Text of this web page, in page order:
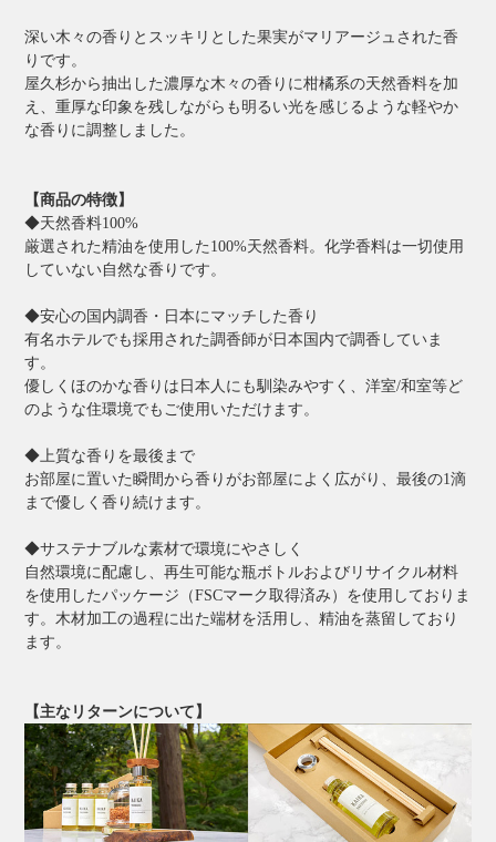
深い木々の香りとスッキリとした果実がマリアージュされた香
りです。
屋久杉から抽出した濃厚な木々の香りに柑橘系の天然香料を加
え、重厚な印象を残しながらも明るい光を感じるような軽やか
な香りに調整しました。
【商品の特徴】
◆天然香料100%
厳選された精油を使用した100%天然香料。化学香料は一切使用
していない自然な香りです。
◆安心の国内調香・日本にマッチした香り
有名ホテルでも採用された調香師が日本国内で調香していま
す。
優しくほのかな香りは日本人にも馴染みやすく、洋室/和室等ど
のような住環境でもご使用いただけます。
◆上質な香りを最後まで
お部屋に置いた瞬間から香りがお部屋によく広がり、最後の1滴
まで優しく香り続けます。
◆サステナブルな素材で環境にやさしく
自然環境に配慮し、再生可能な瓶ボトルおよびリサイクル材料
を使用したパッケージ（FSCマーク取得済み）を使用しておりま
す。木材加工の過程に出た端材を活用し、精油を蒸留しており
ます。
【主なリターンについて】